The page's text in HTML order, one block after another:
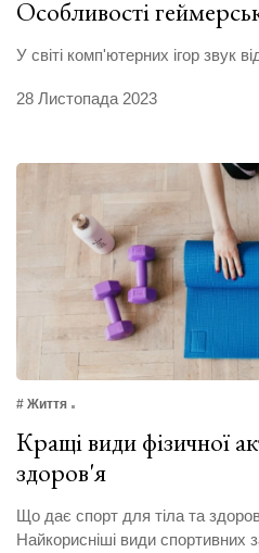
Особливості
У світі комп'ютерних ігор звук
28 Листопада 2023
# Життя
Кращі види фізичної
здоров'я
Що дає спорт для тіла та
Найкорисніші види спортивних